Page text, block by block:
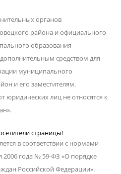
органов
района и официального
образования
средством для
муниципального
и его заместителям.
юридических лиц не относятся к
страницы!
в соответствии с нормами
2006 года № 59-ФЗ «О порядке
Российской Федерации».